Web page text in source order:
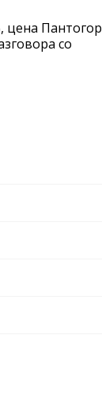
цена Пантогор
со